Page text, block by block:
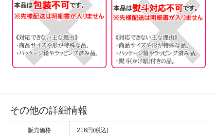
その他の詳細情報
販売価格 216円(税込)